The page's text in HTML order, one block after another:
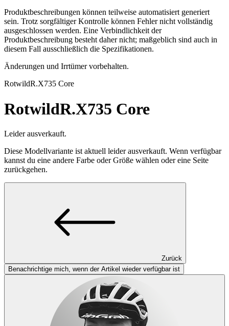
Produktbeschreibungen können teilweise automatisiert generiert
sein. Trotz sorgfältiger Kontrolle können Fehler nicht vollständig
ausgeschlossen werden. Eine Verbindlichkeit der
Produktbeschreibung besteht daher nicht; maßgeblich sind auch in
diesem Fall ausschließlich die Spezifikationen.
Änderungen und Irrtümer vorbehalten.
RotwildR.X735 Core
RotwildR.X735 Core
Leider ausverkauft.
Diese Modellvariante ist aktuell leider ausverkauft. Wenn verfügbar
kannst du eine andere Farbe oder Größe wählen oder eine Seite
zurückgehen.
Zurück
Benachrichtige mich, wenn der Artikel wieder verfügbar ist